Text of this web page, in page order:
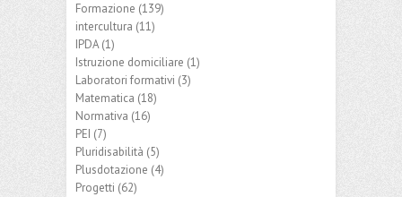
Formazione (139)
intercultura (11)
IPDA(1)
Istruzione domiciliare (1)
Laboratori formativi (3)
Matematica (18)
Normativa (16)
PEI (7)
Pluridisabilità (5)
Plusdotazione (4)
Progetti (62)